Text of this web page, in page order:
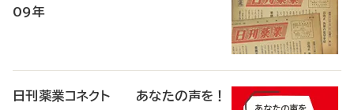
09年
日刊薬業コネクト あなたの声を！